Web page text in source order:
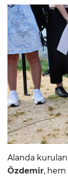
Alanda
Özdemir,